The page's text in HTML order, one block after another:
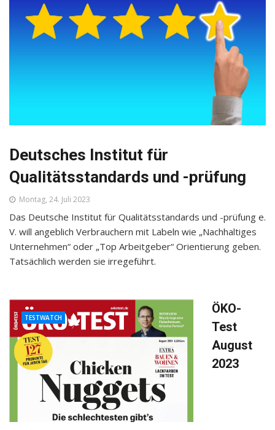
Deutsches Institut für
Qualitätsstandards und -prüfung
Montag, 24. Juli 2023
Das Deutsche Institut für Qualitätsstandards und -prüfung e.
V. will angeblich Verbrauchern mit Labeln wie „Nachhaltiges
Unternehmen“ oder „Top Arbeitgeber“ Orientierung geben.
Tatsächlich werden sie irregeführt.
ÖKO-
Test
August
2023
TESTWATCH